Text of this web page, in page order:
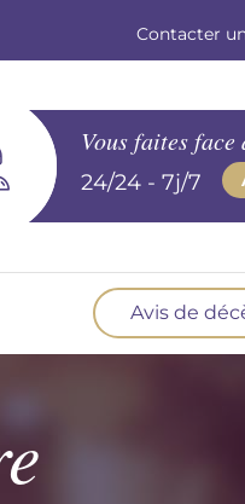
Contacter
Vous faites face
24/24 - 7j/7
Avis de
de la